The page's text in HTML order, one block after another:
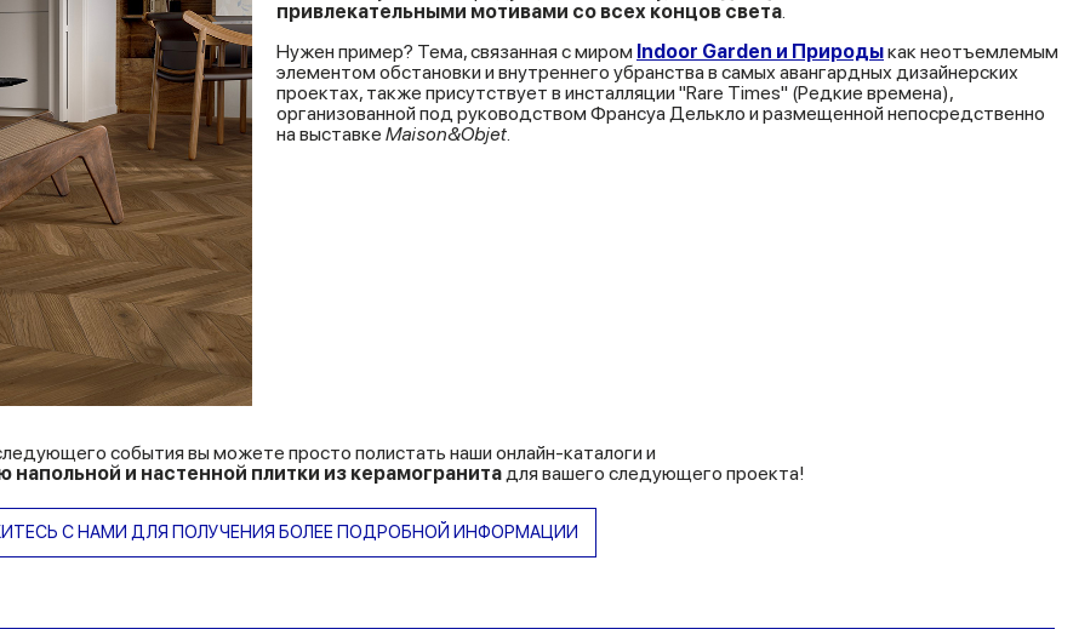
привлекательными мотивами со всех концов света.
Нужен пример? Тема, связанная с миром Indoor Garden и Природыкак неотъемлемым
элементом обстановки и внутреннего убранства в самых авангардных дизайнерских
проектах, также присутствует в инсталляции "Rare Times" (Редкие времена),
организованной под руководством Франсуа Делькло и размещенной непосредственно
на выставке Maison&Objet.
события вы можете просто полистать наши онлайн-каталоги и
напольной и настенной плитки из керамогранитадля вашего следующего проекта!
С НАМИ ДЛЯ ПОЛУЧЕНИЯ БОЛЕЕ ПОДРОБНОЙ ИНФОРМАЦИИ